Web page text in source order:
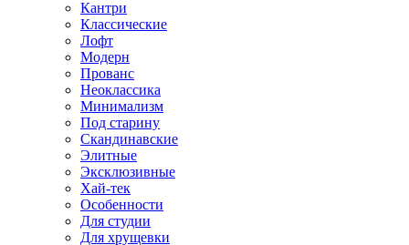
Кантри
Классические
Лофт
Модерн
Прованс
Неоклассика
Минимализм
Под старину
Скандинавские
Элитные
Эксклюзивные
Хай-тек
Особенности
Для студии
Для хрущевки